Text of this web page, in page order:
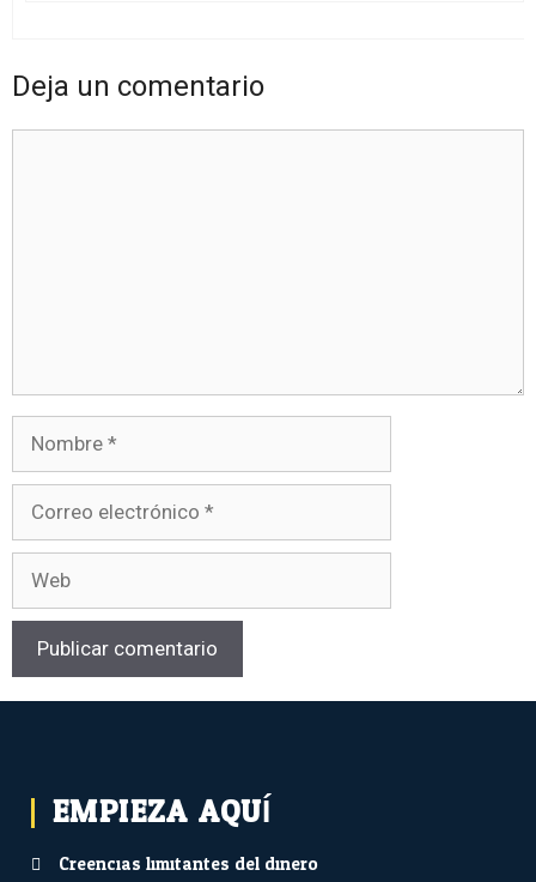
Deja un comentario
EMPIEZA AQUÍ...
Creencias limitantes del dinero